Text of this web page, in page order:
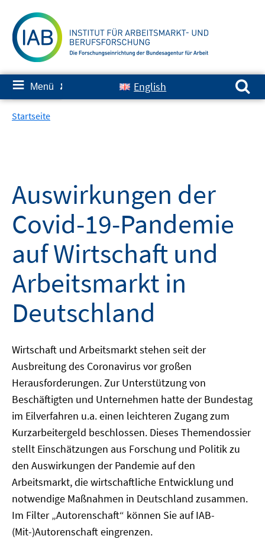
zum
Inhalt
≡ Menü ✘ English
Suchen nach:
Startseite
Auswirkungen der
Covid-19-Pandemie
auf Wirtschaft und
Arbeitsmarkt in
Deutschland
Wirtschaft und Arbeitsmarkt stehen seit der
Ausbreitung des Coronavirus vor großen
Herausforderungen. Zur Unterstützung von
Beschäftigten und Unternehmen hatte der Bundestag
im Eilverfahren u.a. einen leichteren Zugang zum
Kurzarbeitergeld beschlossen. Dieses Themendossier
stellt Einschätzungen aus Forschung und Politik zu
den Auswirkungen der Pandemie auf den
Arbeitsmarkt, die wirtschaftliche Entwicklung und
notwendige Maßnahmen in Deutschland zusammen.
Im Filter „Autorenschaft“ können Sie auf IAB-
(Mit-)Autorenschaft eingrenzen.